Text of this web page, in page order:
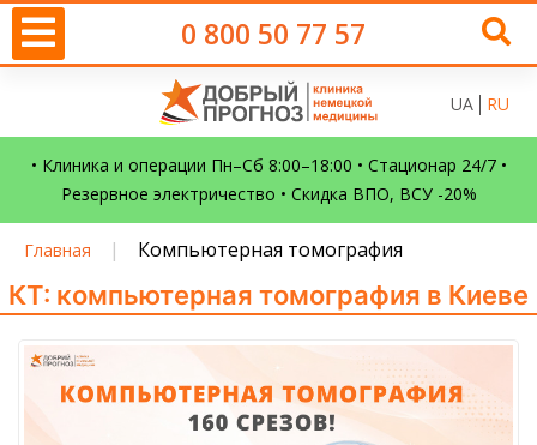
0 800 50 77 57
UA RU
• Клиника и операции Пн–Сб 8:00–18:00 • Стационар 24/7 •
Резервное электричество • Скидка ВПО, ВСУ -20%
Главная | Компьютерная томография
КТ: компьютерная томография в Киеве